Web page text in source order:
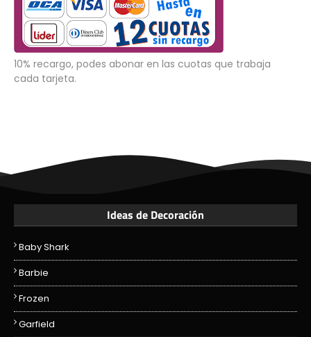
10% recargo, podes abonar en las cuotas que trabaja
cada tarjeta.
Ideas de Decoración
Baby Shark
Barbie
Frozen
Garfield